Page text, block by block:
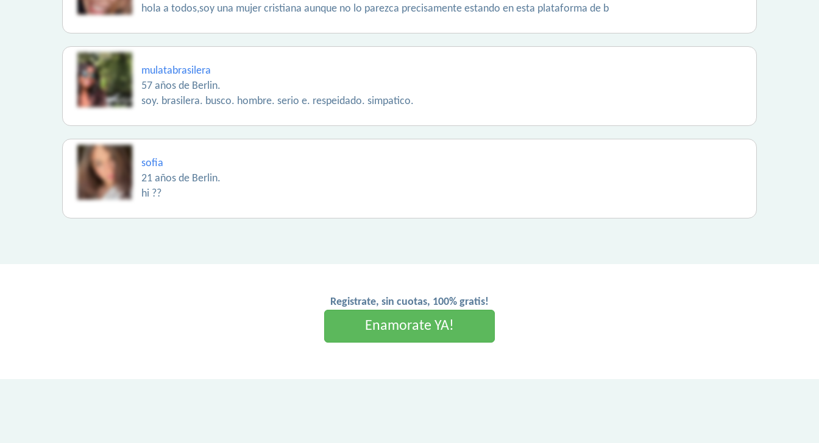
hola a todos,soy una mujer cristiana aunque no lo parezca precisamente estando en esta plataforma de b
mulatabrasilera
57 años de Berlin.
soy. brasilera. busco. hombre. serio e. respeidado. simpatico.
sofia
21 años de Berlin.
hi ??
Registrate, sin cuotas, 100% gratis!
Enamorate YA!